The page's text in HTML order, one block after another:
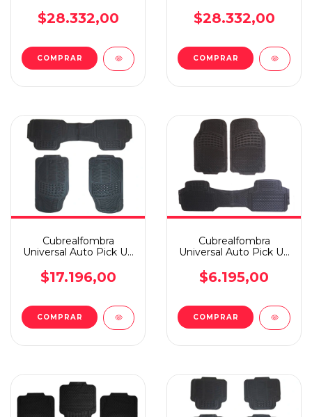
$28.332,00 $28.332,00
Cubrealfombra
Universal Auto Pick Up
$17.196,00
Cubrealfombra
Universal Auto Pick Up
$6.195,00